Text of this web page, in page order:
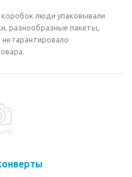
люди упаковывали
разнообразные пакеты,
гарантировало